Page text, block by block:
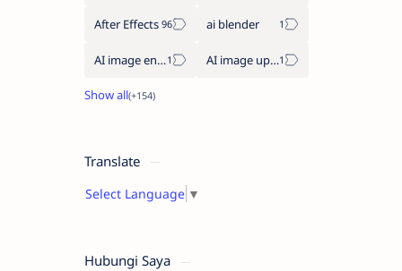
After Effects ai blender
AI image enhancement AI image upscaler
Translate
Select Language ▼
Hubungi Saya